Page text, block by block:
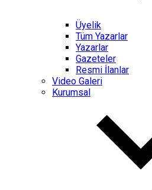
Üyelik
Tüm Yazarlar
Yazarlar
Gazeteler
Resmi İlanlar
Video Galeri
Kurumsal